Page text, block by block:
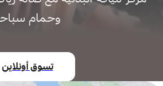
وحمام
تسوق أونلاين